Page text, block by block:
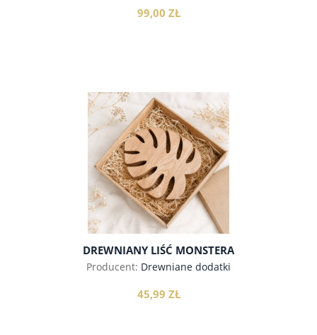
99,00 ZŁ
do koszyka
DREWNIANY LIŚĆ MONSTERA
Producent: Drewniane dodatki
45,99 ZŁ